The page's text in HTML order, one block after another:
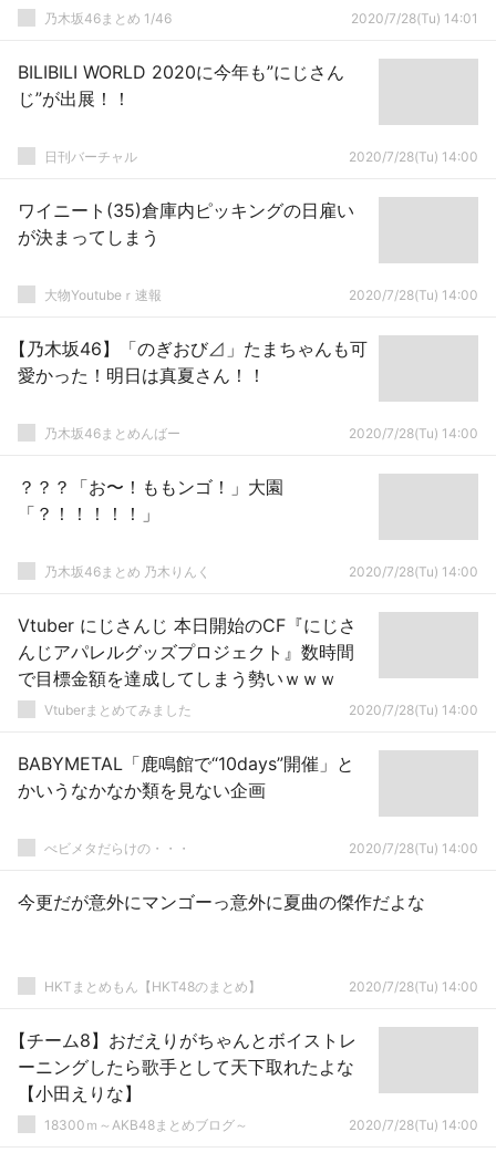
乃木坂46まとめ 1/46 2020/7/28(Tu) 14:01
BILIBILI WORLD 2020に今年も”にじさん
じ”が出展！！
日刊バーチャル 2020/7/28(Tu) 14:00
ワイニート(35)倉庫内ピッキングの日雇い
が決まってしまう
大物Youtubeｒ速報 2020/7/28(Tu) 14:00
【乃木坂46】「のぎおび⊿」たまちゃんも可
愛かった！明日は真夏さん！！
乃木坂46まとめんばー 2020/7/28(Tu) 14:00
？？？「お〜！ももンゴ！」大園
「？！！！！！」
乃木坂46まとめ 乃木りんく 2020/7/28(Tu) 14:00
Vtuber にじさんじ 本日開始のCF『にじさ
んじアパレルグッズプロジェクト』数時間
で目標金額を達成してしまう勢いｗｗｗ
Vtuberまとめてみました 2020/7/28(Tu) 14:00
BABYMETAL「鹿鳴館で“10days”開催」と
かいうなかなか類を見ない企画
べビメタだらけの・・・ 2020/7/28(Tu) 14:00
今更だが意外にマンゴーっ意外に夏曲の傑作だよな
HKTまとめもん【HKT48のまとめ】 2020/7/28(Tu) 14:00
【チーム8】おだえりがちゃんとボイストレ
ーニングしたら歌手として天下取れたよな
【小田えりな】
18300ｍ～AKB48まとめブログ～ 2020/7/28(Tu) 14:00